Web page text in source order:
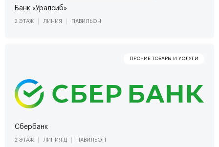
Банк «Уралсиб»
2 ЭТАЖ ЛИНИЯ ПАВИЛЬОН
Сбербанк
2 ЭТАЖ ЛИНИЯ Д ПАВИЛЬОН